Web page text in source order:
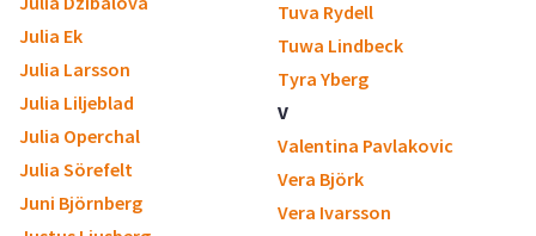
Julia Ek
Julia Larsson
Julia Liljeblad
Julia Operchal
Julia Sörefelt
Juni Björnberg
Tuva Rydell
Tuwa Lindbeck
Tyra Yberg
V
Valentina Pavlakovic
Vera Björk
Vera Ivarsson